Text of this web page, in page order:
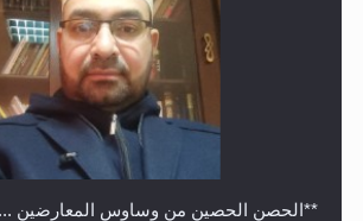
معرض القرآن الكريم لمدة ثلاثين يوما في
ريهيماكي في فنلند
**الحصن الحصين من وساوس المعارضين